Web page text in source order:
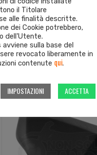
invitiamo il cliente a
il Titolare
alle finalità descritte.
dei Cookie potrebbero,
dell'Utente.
avviene sulla base del
revocato liberamente in
contenute qui.
IMPOSTAZIONI ACCETTA